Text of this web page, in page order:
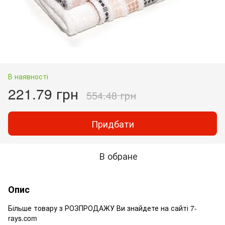
В наявності
221.79 грн 554.48 грн
Придбати
В обране
Опис
Більше товару з РОЗПРОДАЖУ Ви знайдете на сайті 7-
rays.com